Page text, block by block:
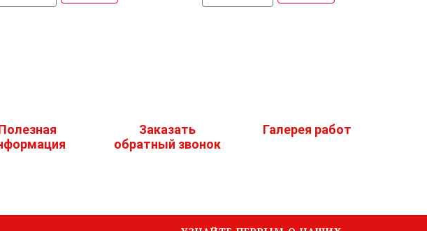
Заказать
обратный звонок
Галерея работ